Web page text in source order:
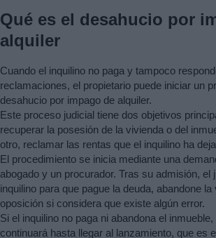
Qué es el desahucio por
alquiler
Cuando el inquilino no paga y tampoco
reclamaciones, el propietario puede iniciar un
desahucio por impago de alquiler.
Este proceso judicial tiene dos objetivos
recuperar la posesión de la vivienda o del
otro, reclamar las rentas que el inquilino ha
El procedimiento se inicia mediante una
abogado y un procurador. Tras su admisión, el
inquilino para que pague la deuda, abandone
oposición si considera que existe algún error.
Si el inquilino no paga ni abandona el
continuará hasta llegar al lanzamiento, que es